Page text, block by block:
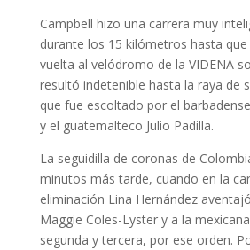
Campbell hizo una carrera muy
durante los 15 kilómetros hasta
vuelta al velódromo de la VIDENA
resultó indetenible hasta la raya de
que fue escoltado por el
y el guatemalteco Julio Padilla.
La seguidilla de coronas de
minutos más tarde, cuando en la
eliminación Lina Hernández
Maggie Coles-Lyster y a la
segunda y tercera, por ese orden.